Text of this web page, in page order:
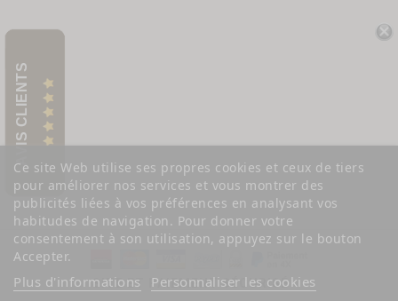
AVIS CLIENTS
Ce site Web utilise ses propres cookies et ceux de tiers
pour améliorer nos services et vous montrer des
publicités liées à vos préférences en analysant vos
habitudes de navigation. Pour donner votre
consentement à son utilisation, appuyez sur le bouton
Accepter.
Plus d'informations Personnaliser les cookies
SITE ET PAIEMENT SÉCURISÉ